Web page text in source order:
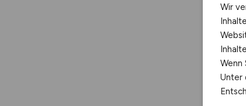
Wir
Wenn
Unter